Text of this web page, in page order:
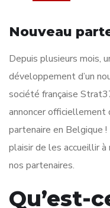
Nouveau
Depuis plusieurs mois,
développement d’un
société française
annoncer officiellement
partenaire en Belgique
plaisir de les accueillir
nos partenaires.
Qu’est-